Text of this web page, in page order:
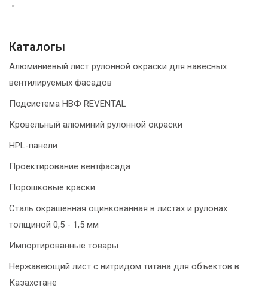
"
Каталогы
Алюминиевый лист рулонной окраски для навесных
вентилируемых фасадов
Подсистема НВФ REVENTAL
Кровельный алюминий рулонной окраски
HPL-панели
Проектирование вентфасада
Порошковые краски
Сталь окрашенная оцинкованная в листах и рулонах
толщиной 0,5 - 1,5 мм
Импортированные товары
Нержавеющий лист с нитридом титана для объектов в
Казахстане